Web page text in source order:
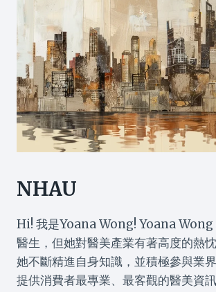
NHAU
Hi! 我是Yoana Wong! Yoana Wong
醫生，但她對醫美產業有著高度的熱忱
她不斷精進自身知識，並積極參與業
提供消費者最專業、最客觀的醫美資訊